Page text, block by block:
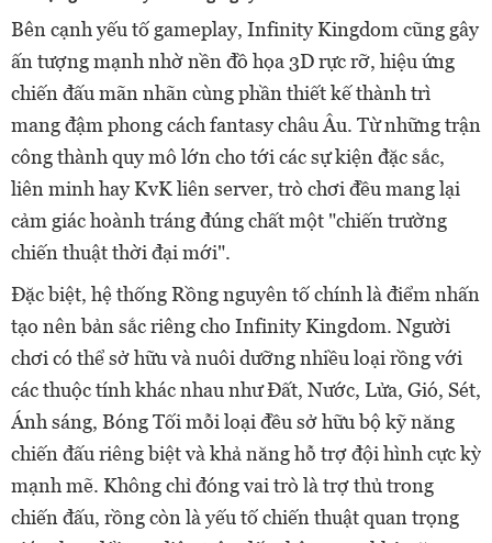
Bên cạnh yếu tố gameplay, Infinity Kingdom cũng gây
ấn tượng mạnh nhờ nền đồ họa 3D rực rỡ, hiệu ứng
chiến đấu mãn nhãn cùng phần thiết kế thành trì
mang đậm phong cách fantasy châu Âu. Từ những trận
công thành quy mô lớn cho tới các sự kiện đặc sắc,
liên minh hay KvK liên server, trò chơi đều mang lại
cảm giác hoành tráng đúng chất một "chiến trường
chiến thuật thời đại mới".
Đặc biệt, hệ thống Rồng nguyên tố chính là điểm nhấn
tạo nên bản sắc riêng cho Infinity Kingdom. Người
chơi có thể sở hữu và nuôi dưỡng nhiều loại rồng với
các thuộc tính khác nhau như Đất, Nước, Lửa, Gió, Sét,
Ánh sáng, Bóng Tối mỗi loại đều sở hữu bộ kỹ năng
chiến đấu riêng biệt và khả năng hỗ trợ đội hình cực kỳ
mạnh mẽ. Không chỉ đóng vai trò là trợ thủ trong
chiến đấu, rồng còn là yếu tố chiến thuật quan trọng